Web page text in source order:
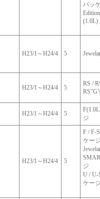
パッ
(1.0L)
H23/1～H24/4 5
H23/1～H24/4 5
RS /
H23/1～H24/4 5
ジ
H23/1～H24/4 5
F / F-
ケー
ジ
U / U-
ケー